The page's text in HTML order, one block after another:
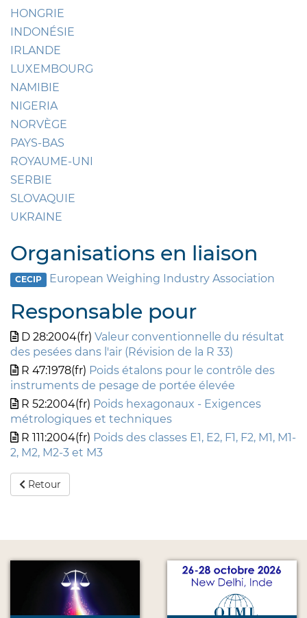
HONGRIE
INDONÉSIE
IRLANDE
LUXEMBOURG
NAMIBIE
NIGERIA
NORVÈGE
PAYS-BAS
ROYAUME-UNI
SERBIE
SLOVAQUIE
UKRAINE
Organisations en liaison
CECIP European Weighing Industry Association
Responsable pour
D 28:2004(fr) Valeur conventionnelle du résultat
des pesées dans l'air (Révision de la R 33)
R 47:1978(fr) Poids étalons pour le contrôle des
instruments de pesage de portée élevée
R 52:2004(fr) Poids hexagonaux - Exigences
métrologiques et techniques
R 111:2004(fr) Poids des classes E1, E2, F1, F2, M1, M1-
2, M2, M2-3 et M3
Retour